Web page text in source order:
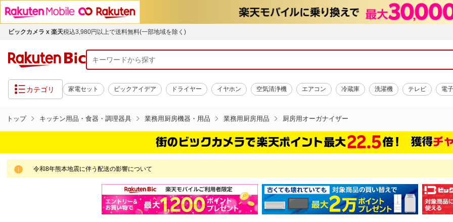
ビックカメラ x 楽天税込3,980円以上で送料無料(一部地域を除く)
カテゴリ 家電セット ビックアイデア ドライヤー イヤホン 空気清浄機 エアコン 冷蔵庫 洗濯機 テレビ 電
トップ キッチン用品・食器・調理器具 業務用厨房機器・用品 業務用厨房用品 厨房用オーガナイザー
令和8年熊本地震に伴う配送の影響について